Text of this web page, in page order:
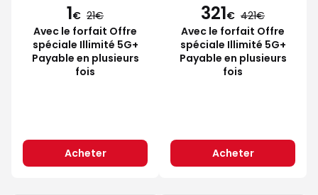
1€ 21
Avec le forfait Offre
spéciale Illimité 5G+
Payable en plusieurs
fois
Acheter
321€ 421
Avec le forfait Offre
spéciale Illimité 5G+
Payable en plusieurs
fois
Acheter